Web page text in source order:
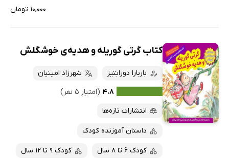
۱۰,۰۰۰ تومان
کتاب گرتی گوریله و هدیه‌ی خوشگلش
باربارا دورابتیز
شهرزاد امینیان
۴.۸ (امتیاز ۵ نفر)
انتشارات تازه‌ها
داستان آموزنده کودک
کودک 6 تا 8 سال کودک 9 تا 12 سال